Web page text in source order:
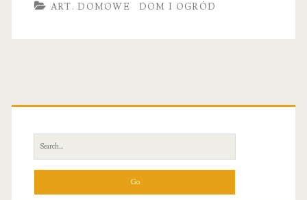
ART. DOMOWE DOM I OGRÓD
Primary
Sidebar
Search
for: